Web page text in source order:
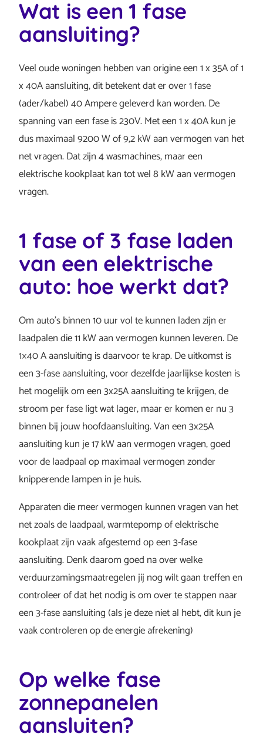
Wat is een 1 fase
aansluiting?
Veel oude woningen hebben van origine een 1 x 35A of 1
x 40A aansluiting, dit betekent dat er over 1 fase
(ader/kabel) 40 Ampere geleverd kan worden. De
spanning van een fase is 230V. Met een 1 x 40A kun je
dus maximaal 9200 W of 9,2 kW aan vermogen van het
net vragen. Dat zijn 4 wasmachines, maar een
elektrische kookplaat kan tot wel 8 kW aan vermogen
vragen.
1 fase of 3 fase laden
van een elektrische
auto: hoe werkt dat?
Om auto’s binnen 10 uur vol te kunnen laden zijn er
laadpalen die 11 kW aan vermogen kunnen leveren. De
1×40 A aansluiting is daarvoor te krap. De uitkomst is
een 3-fase aansluiting, voor dezelfde jaarlijkse kosten is
het mogelijk om een 3x25A aansluiting te krijgen, de
stroom per fase ligt wat lager, maar er komen er nu 3
binnen bij jouw hoofdaansluiting. Van een 3x25A
aansluiting kun je 17 kW aan vermogen vragen, goed
voor de laadpaal op maximaal vermogen zonder
knipperende lampen in je huis.
Apparaten die meer vermogen kunnen vragen van het
net zoals de laadpaal, warmtepomp of elektrische
kookplaat zijn vaak afgestemd op een 3-fase
aansluiting. Denk daarom goed na over welke
verduurzamingsmaatregelen jij nog wilt gaan treffen en
controleer of dat het nodig is om over te stappen naar
een 3-fase aansluiting (als je deze niet al hebt, dit kun je
vaak controleren op de energie afrekening)
Op welke fase
zonnepanelen
aansluiten?